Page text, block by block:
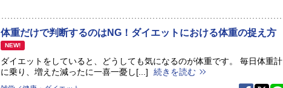
体重だけで判断するのはNG！ダイエットにおける体重の捉え方
NEW!
ダイエットをしていると、どうしても気になるのが体重です。 毎日体重計
に乗り、増えた減ったに一喜一憂し[...]
続きを読む